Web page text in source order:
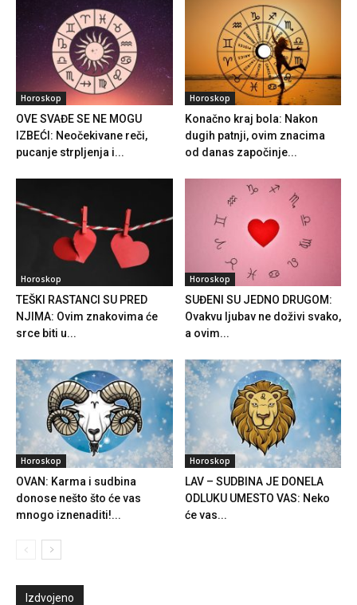
Horoskop
OVE SVAĐE SE NE MOGU
IZBEĆI: Neočekivane reči,
pucanje strpljenja i...
Horoskop
Konačno kraj bola: Nakon
dugih patnji, ovim znacima
od danas započinje...
Horoskop
TEŠKI RASTANCI SU PRED
NJIMA: Ovim znakovima će
srce biti u...
Horoskop
SUĐENI SU JEDNO DRUGOM:
Ovakvu ljubav ne doživi svako,
a ovim...
Horoskop
OVAN: Karma i sudbina
donose nešto što će vas
mnogo iznenaditi!...
Horoskop
LAV – SUDBINA JE DONELA
ODLUKU UMESTO VAS: Neko
će vas...
Izdvojeno